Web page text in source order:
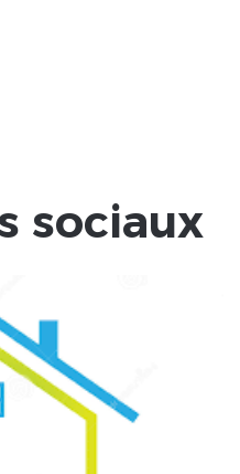
sociaux